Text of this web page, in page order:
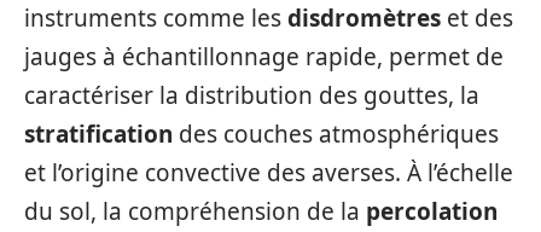
instruments comme lesdisdromètres et des
jauges à échantillonnage rapide, permet de
caractériser la distribution des gouttes, la
stratification des couches atmosphériques
et l’origine convective des averses. À l’échelle
du sol, la compréhension de la percolation